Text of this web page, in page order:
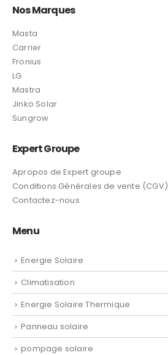
Nos Marques
Masta
Carrier
Fronius
LG
Mastra
Jinko Solar
Sungrow
Expert Groupe
Apropos de Expert groupe
Conditions Générales de vente (CGV)
Contactez-nous
Menu
Energie Solaire
Climatisation
Energie Solaire Thermique
Panneau solaire
pompage solaire